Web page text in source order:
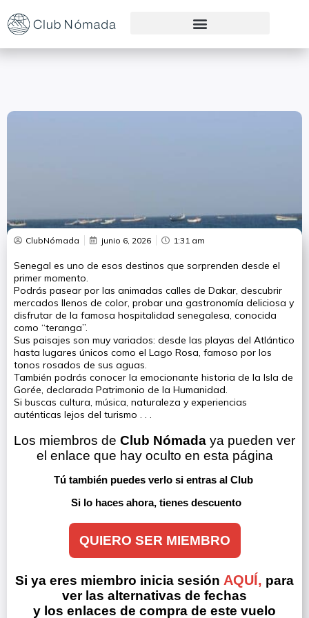
ClubNómada junio 6, 2026 1:31 am
Senegal es uno de esos destinos que sorprenden desde el
primer momento.
Podrás pasear por las animadas calles de Dakar, descubrir
mercados llenos de color, probar una gastronomía deliciosa y
disfrutar de la famosa hospitalidad senegalesa, conocida
como “teranga”.
Sus paisajes son muy variados: desde las playas del Atlántico
hasta lugares únicos como el Lago Rosa, famoso por los
tonos rosados de sus aguas.
También podrás conocer la emocionante historia de la Isla de
Gorée, declarada Patrimonio de la Humanidad.
Si buscas cultura, música, naturaleza y experiencias
auténticas lejos del turismo . . .
Los miembros de Club Nómada ya pueden ver
el enlace que hay oculto en esta página
Tú también puedes verlo si entras al Club
Si lo haces ahora, tienes descuento
QUIERO SER MIEMBRO
Si ya eres miembro inicia sesión AQUÍ, para
ver las alternativas de fechas
y los enlaces de compra de este vuelo